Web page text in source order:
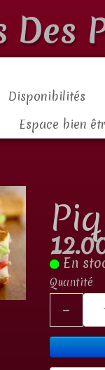
Des
Disponibilités
Espace bien
En
Quantité
−